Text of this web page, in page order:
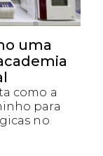
uma
como a
para
no